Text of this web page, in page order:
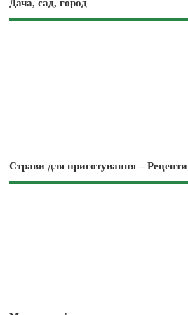
Дача, сад, город
Страви для приготування – Рецепти